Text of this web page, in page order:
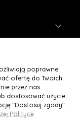
poprawne
ofertę do Twoich
przez nas
dostosować użycie
"Dostosuj zgody".
Polityce